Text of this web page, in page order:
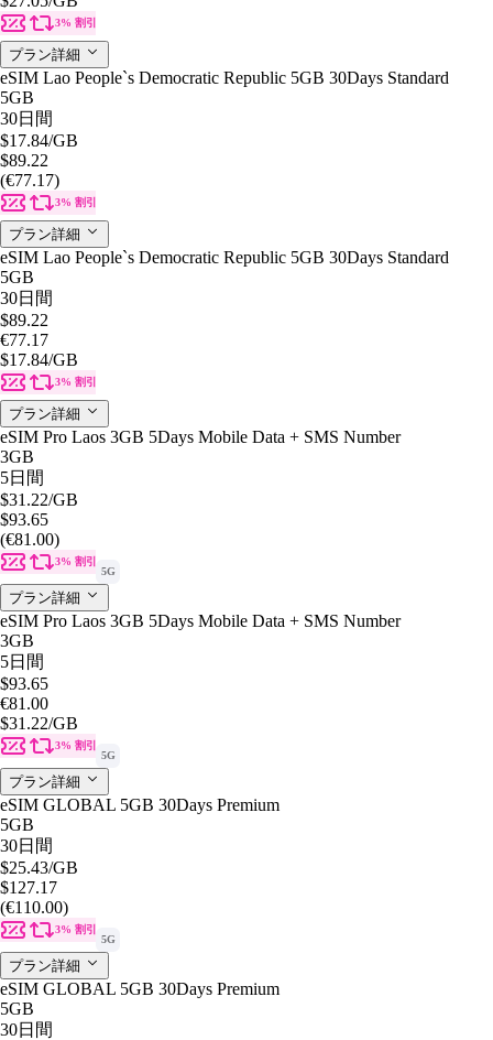
3% 割引
プラン詳細
eSIM Lao People`s Democratic Republic 5GB 30Days Standard
5GB
30日間
$17.84/GB
$89.22
(€77.17)
3% 割引
プラン詳細
eSIM Lao People`s Democratic Republic 5GB 30Days Standard
5GB
30日間
$89.22
€77.17
$17.84/GB
3% 割引
プラン詳細
eSIM Pro Laos 3GB 5Days Mobile Data + SMS Number
3GB
5日間
$31.22/GB
$93.65
(€81.00)
3% 割引
5G
プラン詳細
eSIM Pro Laos 3GB 5Days Mobile Data + SMS Number
3GB
5日間
$93.65
€81.00
$31.22/GB
3% 割引
5G
プラン詳細
eSIM GLOBAL 5GB 30Days Premium
5GB
30日間
$25.43/GB
$127.17
(€110.00)
3% 割引
5G
プラン詳細
eSIM GLOBAL 5GB 30Days Premium
5GB
30日間